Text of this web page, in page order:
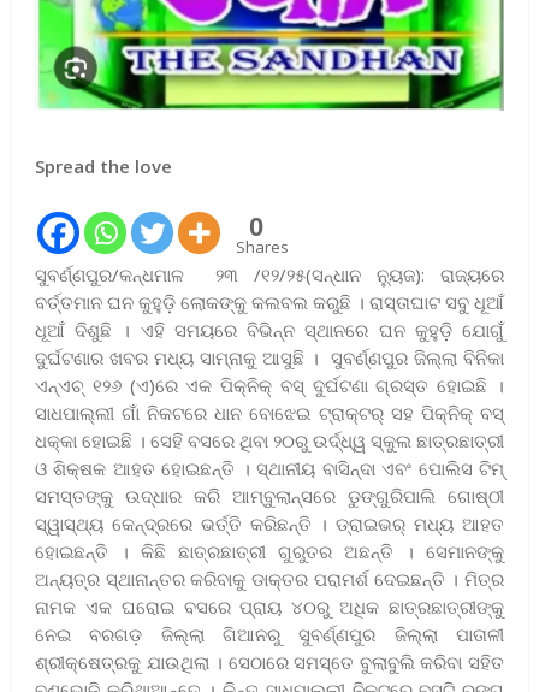
Spread the love
0
Shares
ସୁବର୍ଣ୍ଣପୁର/କନ୍ଧମାଳ ୨୩ /୧୨/୨୫(ସନ୍ଧାନ ନ୍ୟୁଜ): ରାଜ୍ୟରେ
ବର୍ତ୍ତମାନ ଘନ କୁହୁଡ଼ି ଲୋକଙ୍କୁ କଲବଲ କରୁଛି । ରାସ୍ତାଘାଟ ସବୁ ଧୂଆଁ
ଧୂଆଁ ଦିଶୁଛି । ଏହି ସମୟରେ ବିଭିନ୍ନ ସ୍ଥାନରେ ଘନ କୁହୁଡ଼ି ଯୋଗୁଁ
ଦୁର୍ଘଟଣାର ଖବର ମଧ୍ୟ ସାମ୍ନାକୁ ଆସୁଛି । ସୁବର୍ଣ୍ଣପୁର ଜିଲ୍ଲା ବିନିକା
ଏନ୍‌ଏଚ୍ ୧୨୬ (ଏ)ରେ ଏକ ପିକ୍‌ନିକ୍‌ ବସ୍ ଦୁର୍ଘଟଣା ଗ୍ରସ୍ତ ହୋଇଛି ।
ସାଧପାଲ୍ଲୀ ଗାଁ ନିକଟରେ ଧାନ ବୋଝେଇ ଟ୍ରାକ୍ଟର୍ ସହ ପିକ୍‌ନିକ୍‌ ବସ୍
ଧକ୍କା ହୋଇଛି । ସେହି ବସରେ ଥିବା ୨୦ରୁ ଉର୍ଦ୍ଧ୍ୱ ସ୍କୁଲ ଛାତ୍ରଛାତ୍ରୀ
ଓ ଶିକ୍ଷକ ଆହତ ହୋଇଛନ୍ତି । ସ୍ଥାନୀୟ ବାସିନ୍ଦା ଏବଂ ପୋଲିସ ଟିମ୍
ସମସ୍ତଙ୍କୁ ଉଦ୍ଧାର କରି ଆମ୍ବୁଲାନ୍ସରେ ଡୁଙ୍ଗୁରିପାଲି ଗୋଷ୍ଠୀ
ସ୍ୱାସ୍ଥ୍ୟ କେନ୍ଦ୍ରରେ ଭର୍ତ୍ତି କରିଛନ୍ତି । ଡ୍ରାଇଭର୍ ମଧ୍ୟ ଆହତ
ହୋଇଛନ୍ତି । କିଛି ଛାତ୍ରଛାତ୍ରୀ ଗୁରୁତର ଅଛନ୍ତି । ସେମାନଙ୍କୁ
ଅନ୍ୟତ୍ର ସ୍ଥାନାନ୍ତର କରିବାକୁ ଡାକ୍ତର ପରାମର୍ଶ ଦେଇଛନ୍ତି । ମିତ୍ର
ନାମକ ଏକ ଘରୋଇ ବସରେ ପ୍ରାୟ ୪୦ରୁ ଅଧିକ ଛାତ୍ରଛାତ୍ରୀଙ୍କୁ
ନେଇ ବରଗଡ଼ ଜିଲ୍ଲା ଗିଆନରୁ ସୁବର୍ଣ୍ଣପୁର ଜିଲ୍ଲା ପାତାଳୀ
ଶ୍ରୀକ୍ଷେତ୍ରକୁ ଯାଉଥିଲା । ସେଠାରେ ସମସ୍ତେ ବୁଲାବୁଲି କରିବା ସହିତ